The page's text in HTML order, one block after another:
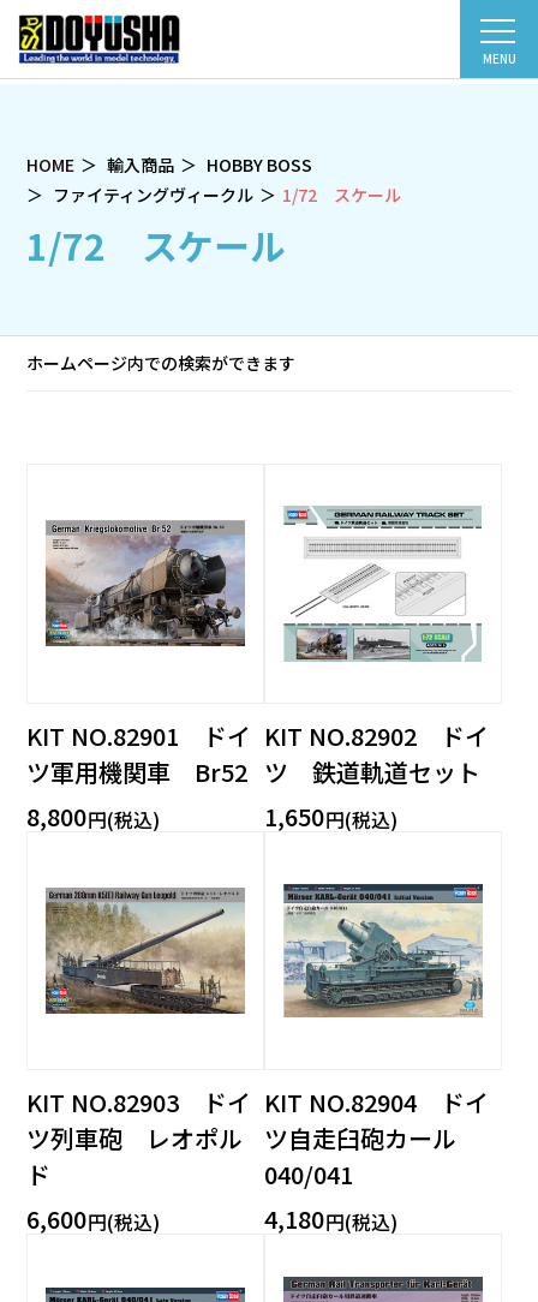
MENU
HOME 輸入商品
HOBBY BOSS
ファイティングヴィークル
1/72 スケール
1/72 スケール
ホームページ内での検索ができます
KIT NO.82901 ドイ
ツ軍用機関車 Br52
8,800円(税込)
KIT NO.82902 ドイ
ツ 鉄道軌道セット
1,650円(税込)
KIT NO.82903 ドイ
ツ列車砲 レオポル
ド
6,600円(税込)
KIT NO.82904 ドイ
ツ自走臼砲カール
040/041
4,180円(税込)